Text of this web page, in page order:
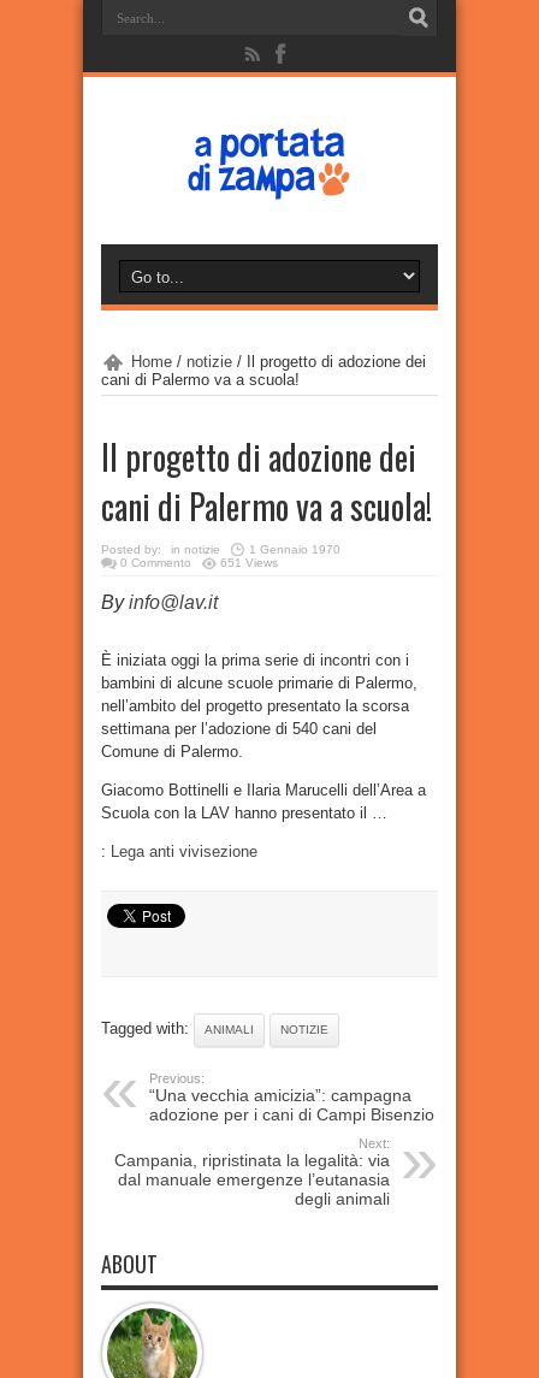
Home / notizie /
Il progetto di adozione dei
cani di Palermo va a scuola!
Il progetto di adozione dei
cani di Palermo va a scuola!
Posted by: in notizie
1 Gennaio 1970
0 Commento
651 Views
Byinfo@lav.it
È iniziata oggi la prima serie di incontri con i
bambini di alcune scuole primarie di Palermo,
nell’ambito del progetto presentato la scorsa
settimana per l’adozione di 540 cani del
Comune di Palermo.
Giacomo Bottinelli e Ilaria Marucelli dell’Area a
Scuola con la LAV hanno presentato il …
: Lega anti vivisezione
Tagged with: ANIMALI NOTIZIE
Previous:
“Una vecchia amicizia”: campagna
adozione per i cani di Campi Bisenzio
Next:
Campania, ripristinata la legalità: via
dal manuale emergenze l’eutanasia
degli animali
ABOUT